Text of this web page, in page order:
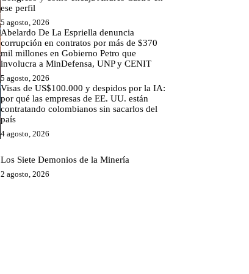
ese perfil
5 agosto, 2026
Abelardo De La Espriella denuncia
corrupción en contratos por más de $370
mil millones en Gobierno Petro que
involucra a MinDefensa, UNP y CENIT
5 agosto, 2026
Visas de US$100.000 y despidos por la IA:
por qué las empresas de EE. UU. están
contratando colombianos sin sacarlos del
país
4 agosto, 2026
Los Siete Demonios de la Minería
2 agosto, 2026